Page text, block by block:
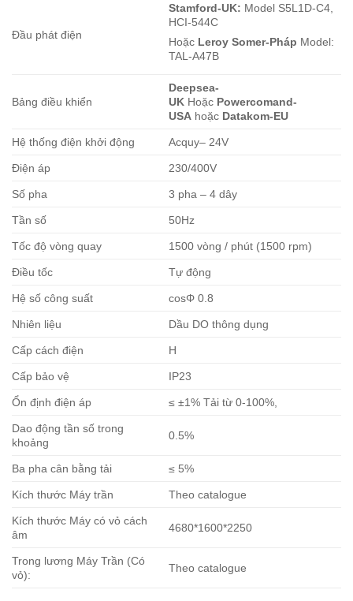
Đầu phát điện
Stamford-UK: Model S5L1D-C4,
HCI-544C
Hoặc Leroy Somer-Pháp Model:
TAL-A47B
Bảng điều khiển
Deepsea-
UK Hoặc Powercomand-
USA hoặc Datakom-EU
Hệ thống điện khởi động Acquy– 24V
Điện áp 230/400V
Số pha 3 pha – 4 dây
Tần số 50Hz
Tốc độ vòng quay 1500 vòng / phút (1500 rpm)
Điều tốc Tự động
Hệ số công suất cosΦ 0.8
Nhiên liệu Dầu DO thông dụng
Cấp cách điện H
Cấp bảo vệ IP23
Ổn định điện áp ≤ ±1% Tải từ 0-100%,
Dao động tần số trong
khoảng
0.5%
Ba pha cân bằng tải ≤ 5%
Kích thước Máy trần Theo catalogue
Kích thước Máy có vỏ cách
âm
4680*1600*2250
Trong lương Máy Trần (Có
vỏ):
Theo catalogue